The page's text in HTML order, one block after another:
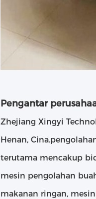
Pengantar
Zhejiang Xingyi
Henan,
terutama mencakup
mesin pengolahan
makanan ringan,